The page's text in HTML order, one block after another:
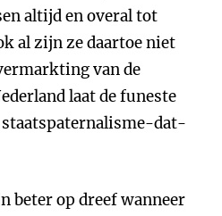
altijd en overal tot
al zijn ze daartoe niet
van de
laat de funeste
staatspaternalisme-dat-
beter op dreef wanneer